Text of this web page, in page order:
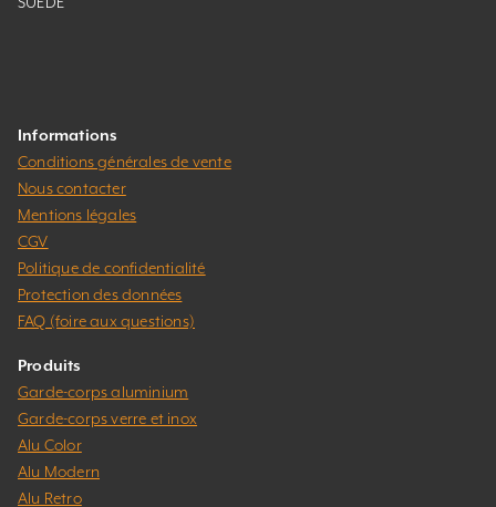
Informations
Conditions générales de vente
Nous contacter
Mentions légales
CGV
Politique de confidentialité
Protection des données
FAQ (foire aux questions)
Produits
Garde-corps aluminium
Garde-corps verre et inox
Alu Color
Alu Modern
Alu Retro